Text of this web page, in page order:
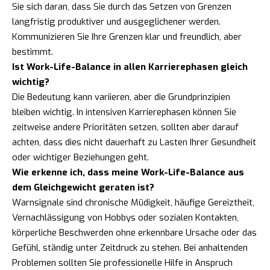
Sie sich daran, dass Sie durch das Setzen von Grenzen
langfristig produktiver und ausgeglichener werden.
Kommunizieren Sie Ihre Grenzen klar und freundlich, aber
bestimmt.
Ist Work-Life-Balance in allen Karrierephasen gleich
wichtig?
Die Bedeutung kann variieren, aber die Grundprinzipien
bleiben wichtig. In intensiven Karrierephasen können Sie
zeitweise andere Prioritäten setzen, sollten aber darauf
achten, dass dies nicht dauerhaft zu Lasten Ihrer Gesundheit
oder wichtiger Beziehungen geht.
Wie erkenne ich, dass meine Work-Life-Balance aus
dem Gleichgewicht geraten ist?
Warnsignale sind chronische Müdigkeit, häufige Gereiztheit,
Vernachlässigung von Hobbys oder sozialen Kontakten,
körperliche Beschwerden ohne erkennbare Ursache oder das
Gefühl, ständig unter Zeitdruck zu stehen. Bei anhaltenden
Problemen sollten Sie professionelle Hilfe in Anspruch